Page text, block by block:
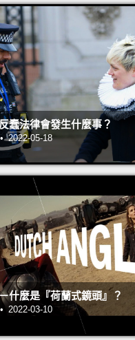
蠢法律會發生什麼事？
2022-05-18
什麼是『荷蘭式鏡頭』？
2022-03-10